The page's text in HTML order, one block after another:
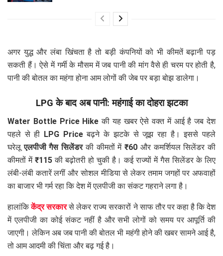
अगर युद्ध और लंबा खिंचता है तो बड़ी कंपनियों को भी कीमतें बढ़ानी पड़
सकती हैं। ऐसे में गर्मी के मौसम में जब पानी की मांग वैसे ही चरम पर होती है,
पानी की बोतल का महंगा होना आम लोगों की जेब पर बड़ा बोझ डालेगा।
LPG के बाद अब पानी: महंगाई का दोहरा झटका
Water Bottle Price Hike की यह खबर ऐसे वक्त में आई है जब देश
पहले से ही LPG Priceबढ़ने के झटके से जूझ रहा है। इससे पहले
घरेलूएलपीजी गैस सिलेंडरकी कीमतों में₹60 और कमर्शियल सिलेंडर की
कीमतों में ₹115 की बढ़ोतरी हो चुकी है। कई राज्यों में गैस सिलेंडर के लिए
लंबी-लंबी कतारें लगीं और सोशल मीडिया से लेकर तमाम जगहों पर अफवाहों
का बाजार भी गर्म रहा कि देश में एलपीजी का संकट गहराने लगा है।
हालांकिकेंद्र सरकारसे लेकर राज्य सरकारों ने साफ तौर पर कहा है कि देश
में एलपीजी का कोई संकट नहीं है और सभी लोगों को समय पर आपूर्ति की
जाएगी। लेकिन अब जब पानी की बोतल भी महंगी होने की खबर सामने आई है,
तो आम आदमी की चिंता और बढ़ गई है।